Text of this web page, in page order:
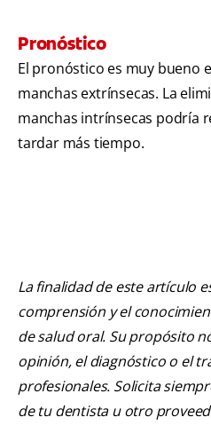
Pronóstico
El pronóstico es muy bueno
manchas extrínsecas. La
manchas intrínsecas podría
tardar más tiempo.
La finalidad de este artículo
comprensión y el
de salud oral. Su propósito
opinión, el diagnóstico o el
profesionales. Solicita
de tu dentista u otro